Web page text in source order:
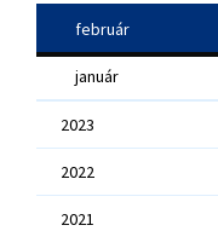
február
január
2023
2022
2021